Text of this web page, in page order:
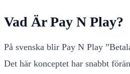
Vad Är Pay N Play?
På svenska blir Pay N Play
Det här konceptet har snabbt